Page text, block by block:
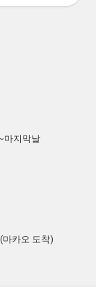
마지막날
마카오 도착)